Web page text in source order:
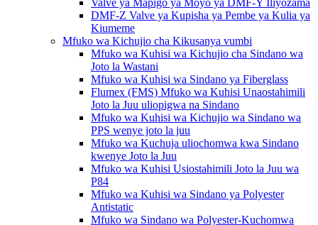
DMF-Z Valve ya Kupisha ya Pembe ya Kulia ya
Kiumeme
Mfuko wa Kichujio cha Kikusanya vumbi
Mfuko wa Kuhisi wa Kichujio cha Sindano wa
Joto la Wastani
Mfuko wa Kuhisi wa Sindano ya Fiberglass
Flumex (FMS) Mfuko wa Kuhisi Unaostahimili
Joto la Juu uliopigwa na Sindano
Mfuko wa Kuhisi wa Kichujio wa Sindano wa
PPS wenye joto la juu
Mfuko wa Kuchuja uliochomwa kwa Sindano
kwenye Joto la Juu
Mfuko wa Kuhisi Usiostahimili Joto la Juu wa
P84
Mfuko wa Kuhisi wa Sindano ya Polyester
Antistatic
Mfuko wa Sindano wa Polyester-Kuchomwa